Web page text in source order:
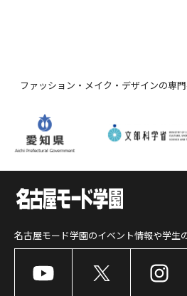
ファッション・メイク・デザインの専
名古屋モード学園のイベント情報や学生